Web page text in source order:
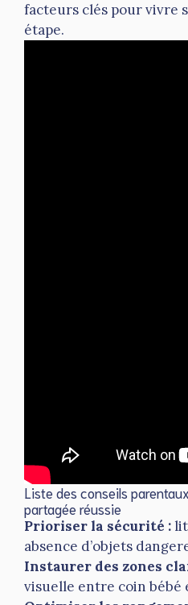
facteurs clés pour vivre
étape.
Liste des conseils
partagée réussie
Prioriser la sécurité :
absence d’objets
Instaurer des zones
visuelle entre coin bébé